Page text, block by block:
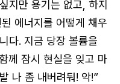
지만 용기는 없고, 하지
에너지를 어떻게 채우
다. 지금 당장 볼륨을
께 잠시 현실을 잊고 마
나 좀 내버려둬! 악!”